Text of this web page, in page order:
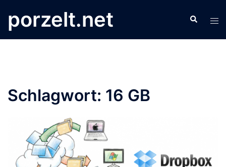
Inhalt
springen
porzelt.net Search
Schlagwort: 16 GB